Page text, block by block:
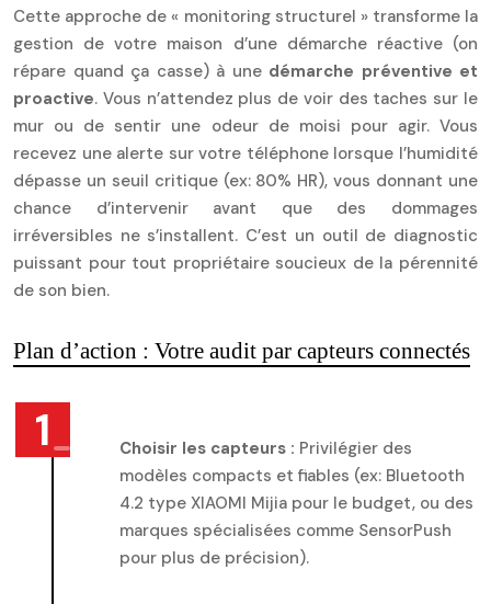
Cette approche de « monitoring structurel » transforme la
gestion de votre maison d’une démarche réactive (on
répare quand ça casse) à une démarche préventive et
proactive. Vous n’attendez plus de voir des taches sur le
mur ou de sentir une odeur de moisi pour agir. Vous
recevez une alerte sur votre téléphone lorsque l’humidité
dépasse un seuil critique (ex: 80% HR), vous donnant une
chance d’intervenir avant que des dommages
irréversibles ne s’installent. C’est un outil de diagnostic
puissant pour tout propriétaire soucieux de la pérennité
de son bien.
Plan d’action : Votre audit par capteurs connectés
Choisir les capteurs : Privilégier des
modèles compacts et fiables (ex: Bluetooth
4.2 type XIAOMI Mijia pour le budget, ou des
marques spécialisées comme SensorPush
pour plus de précision).